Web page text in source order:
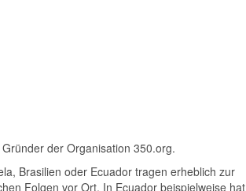
der Organisation 350.org.
Brasilien oder Ecuador tragen erheblich zur
Folgen vor Ort. In Ecuador beispielweise hat